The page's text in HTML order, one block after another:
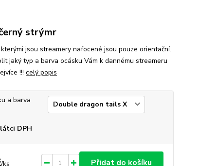
strýmr
kterými jsou streamery nafocené jsou pouze orientační.
jaký typ a barva ocásku Vám k dannému streameru
!!! celý popis
a barva
DPH
/ks Přidat do košíku